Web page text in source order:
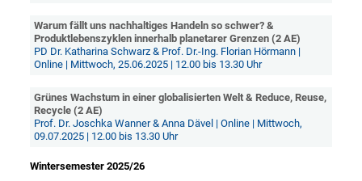
Warum fällt uns nachhaltiges Handeln so schwer? &
Produktlebenszyklen innerhalb planetarer Grenzen (2 AE)
PD Dr. Katharina Schwarz & Prof. Dr.-Ing. Florian Hörmann |
Online | Mittwoch, 25.06.2025 | 12.00 bis 13.30 Uhr
Grünes Wachstum in einer globalisierten Welt & Reduce, Reuse,
Recycle (2 AE)
Prof. Dr. Joschka Wanner & Anna Dävel | Online | Mittwoch,
09.07.2025 | 12.00 bis 13.30 Uhr
Wintersemester 2025/26